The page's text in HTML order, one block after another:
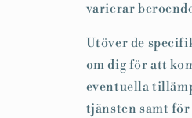
varierar
Utöver de
om dig för att
eventuella
tjänsten samt för